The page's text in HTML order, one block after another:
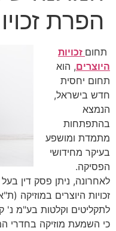
הפרת
תחום זכויות
היוצרים, הוא
תחום יחסית
חדש בישראל,
הנמצא
בהתפתחות
מתמדת ומושפע
בעיקר מחידושי
הפסיקה.
לאחרונה, ניתן פסק דין
לתקליטים וקלטות בע"מ נ'
כי השמעת מוזיקה בחדרי